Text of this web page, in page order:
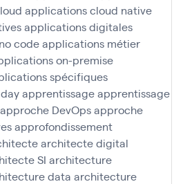
applications cloud native
applications digitales
codeapplications métier
on-premise
spécifiques
apprentissageapprentissage
approche DevOpsapproche
approfondissement
architecte digital
SI architecture
data architecture